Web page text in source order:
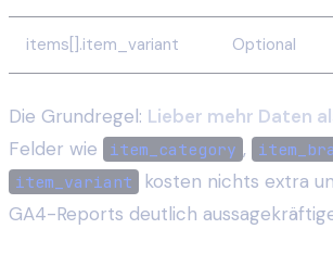
items[].item_variant Optional
Die Grundregel: Lieber mehr Daten
Felder wie
item_category ,
item_variant
kosten nichts extra
GA4-Reports deutlich